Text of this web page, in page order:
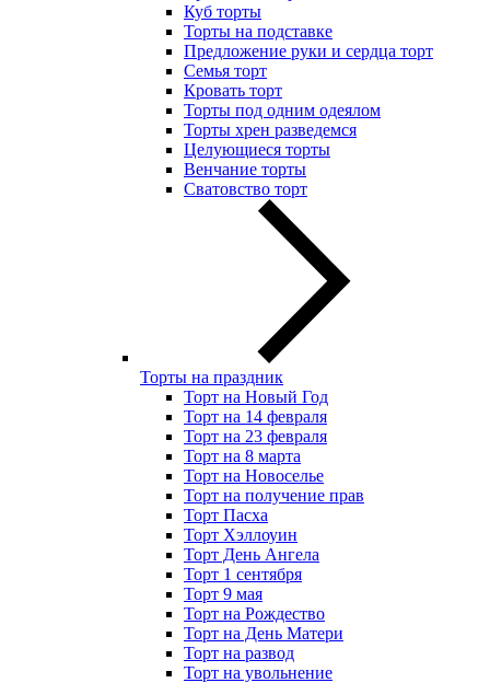
Куб торты
Торты на подставке
Предложение руки и сердца торт
Семья торт
Кровать торт
Торты под одним одеялом
Торты хрен разведемся
Целующиеся торты
Венчание торты
Сватовство торт
Торты на праздник
Торт на Новый Год
Торт на 14 февраля
Торт на 23 февраля
Торт на 8 марта
Торт на Новоселье
Торт на получение прав
Торт Пасха
Торт Хэллоуин
Торт День Ангела
Торт 1 сентября
Торт 9 мая
Торт на Рождество
Торт на День Матери
Торт на развод
Торт на увольнение